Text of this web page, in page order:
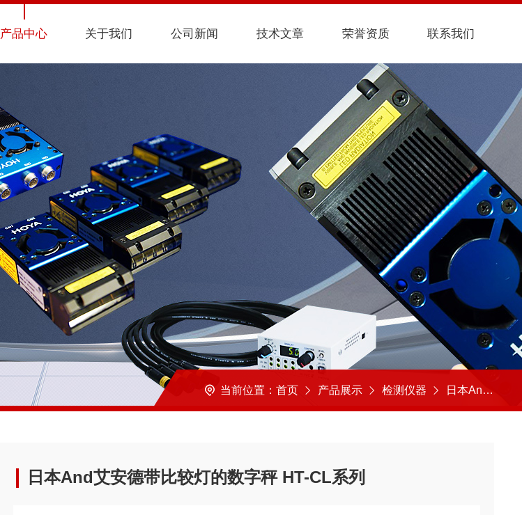
产品中心 关于我们 公司新闻 技术文章 荣誉资质 联系我们
当前位置： 首页 产品展示 检测仪器 日本And艾安德
日本And艾安德带比较灯的数字秤 HT-CL系列